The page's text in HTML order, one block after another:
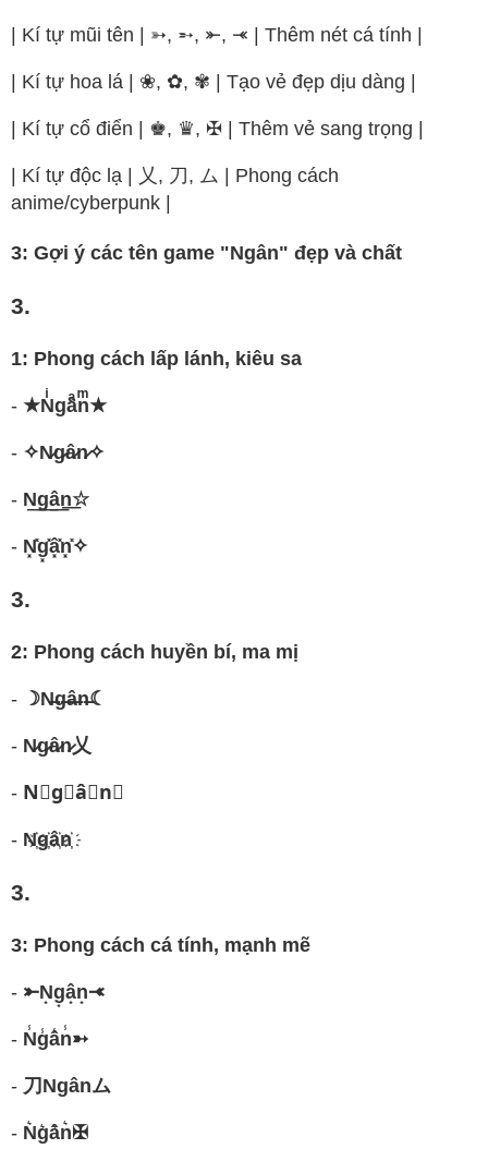
| Kí tự mũi tên | ➳, ➵, ⤜, ⤛ | Thêm nét cá tính |
| Kí tự hoa lá | ❀, ✿, ✾ | Tạo vẻ đẹp dịu dàng |
| Kí tự cổ điển | ♚, ♛, ✠ | Thêm vẻ sang trọng |
| Kí tự độc lạ | 乂, 刀, ム | Phong cách
anime/cyberpunk |
3: Gợi ý các tên game "Ngân" đẹp và chất
3.
1: Phong cách lấp lánh, kiêu sa
- ★Nͥgâͣnͫ★
- ✧N̷g̷â̷n̷✧
- N͟g͟â͟n͟☆
- N͓̽g͓̽â͓̽n͓̽✧
3.
2: Phong cách huyền bí, ma mị
- ☽N̶g̶â̶n̶☾
- N̷g̷â̷n̷乂
- N⃟g⃟â⃟n⃟
- N҉g҉â҉n҉
3.
3: Phong cách cá tính, mạnh mẽ
- ⤜N͙g͙â͙n͙⤛
- N̾g̾â̾n̾➳
- 刀Ngânム
- N͛g͛â͛n͛✠